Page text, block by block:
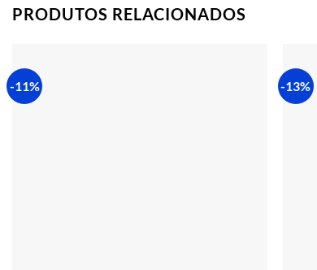
PRODUTOS RELACIONADOS
-11% -13%